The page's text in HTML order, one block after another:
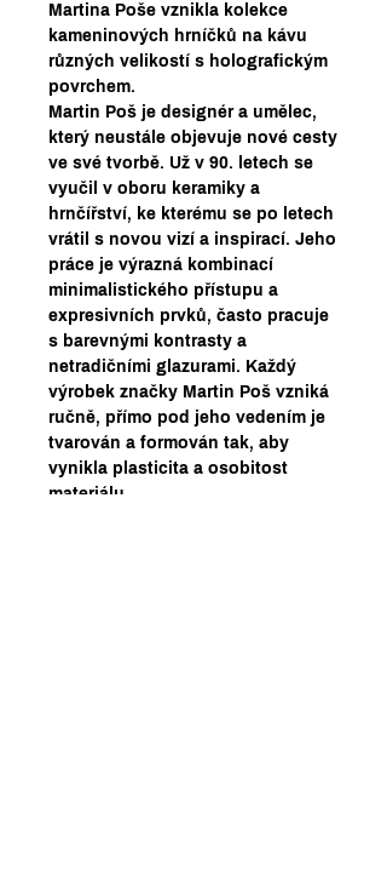
Martina Poše vznikla kolekce
kameninových hrníčků na kávu
různých velikostí s holografickým
povrchem.
Martin Poš je designér a umělec,
který neustále objevuje nové cesty
ve své tvorbě. Už v 90. letech se
vyučil v oboru keramiky a
hrnčířství, ke kterému se po letech
vrátil s novou vizí a inspirací. Jeho
práce je výrazná kombinací
minimalistického přístupu a
expresivních prvků, často pracuje
s barevnými kontrasty a
netradičními glazurami. Každý
výrobek značky Martin Poš vzniká
ručně, přímo pod jeho vedením je
tvarován a formován tak, aby
vynikla plasticita a osobitost
materiálu.